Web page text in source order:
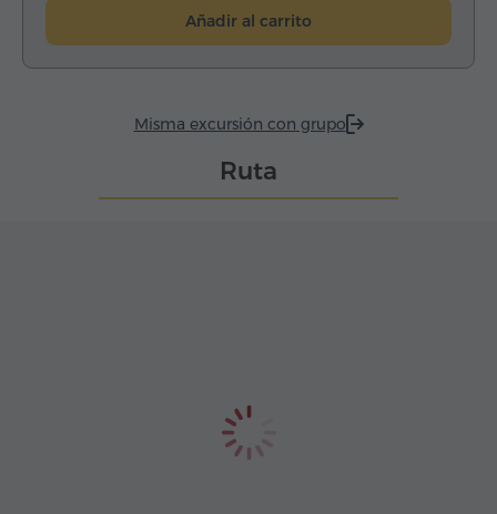
Añadir al carrito
Misma excursión con grupo
Ruta